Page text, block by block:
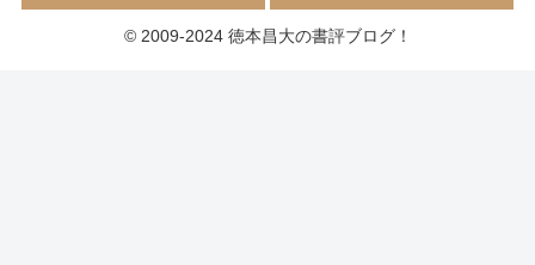
© 2009-2024 徳本昌大の書評ブログ！